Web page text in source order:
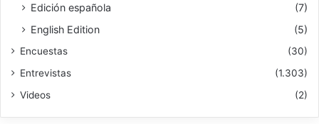
Edición española
(7)
English Edition
(5)
Encuestas
(30)
Entrevistas
(1.303)
Videos
(2)